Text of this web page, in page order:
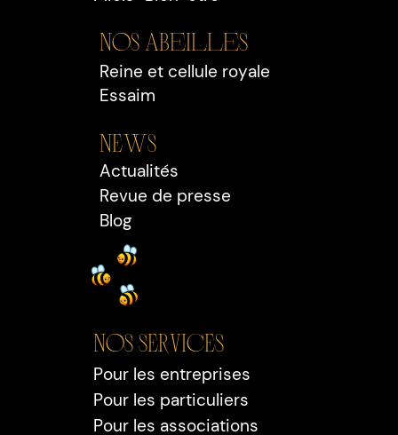
Nos Abeilles
Reine et cellule royale
Essaim
NEWS
Actualités
Revue de presse
Blog
Nos SERVICEs
Pour les entreprises
Pour les particuliers
Pour les associations